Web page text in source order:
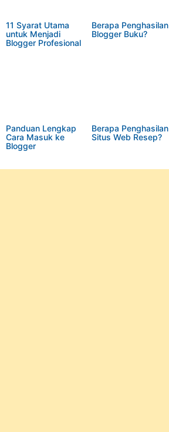
11 Syarat Utama
untuk Menjadi
Blogger Profesional
Berapa Penghasilan
Blogger Buku?
Panduan Lengkap
Cara Masuk ke
Blogger
Berapa Penghasilan
Situs Web Resep?